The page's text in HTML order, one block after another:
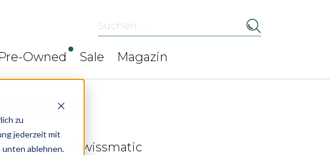
zu
jederzeit mit
ablehnen.
Suchen ...
Owned Sale Magazin
Everytime Swissmatic